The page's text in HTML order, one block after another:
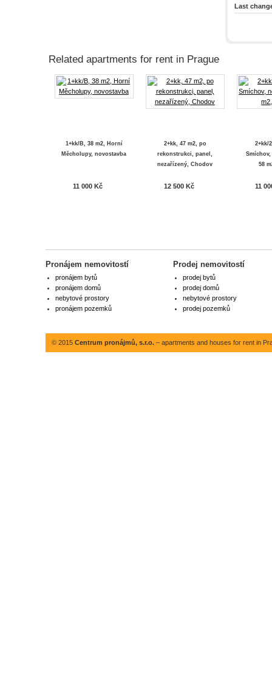
Last
Related apartments for rent in Prague
1+kk/B, 38 m2, Horní
Měcholupy, novostavba
11 000 Kč
2+kk, 47 m2, po
rekonstrukci, panel,
nezařízený, Chodov
12 500 Kč
2+kk/
58
11
Pronájem nemovitostí
pronájem bytů
pronájem domů
nebytové prostory
pronájem pozemků
Prodej nemovitostí
prodej bytů
prodej domů
nebytové prostory
prodej pozemků
© 2015 Centrum pronájmů, s.r.o.– apartments and houses for rent in